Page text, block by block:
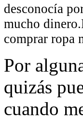
desconocía
mucho
comprar ropa
Por
quizás
cuando